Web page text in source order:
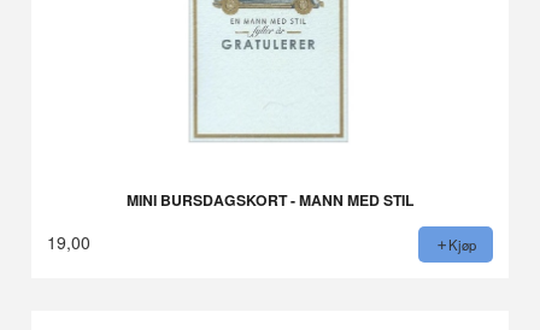
MINI BURSDAGSKORT - MANN MED STIL
19,00 Kjøp